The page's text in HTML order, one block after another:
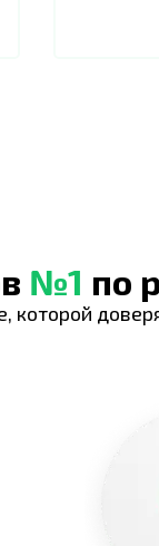
№1 по
которой